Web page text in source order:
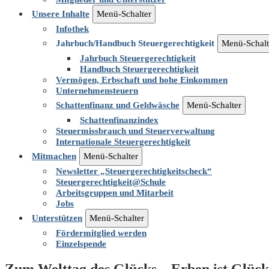
Unsere Inhalte
Menü-Schalter
Infothek
Jahrbuch/Handbuch Steuergerechtigkeit
Menü-
Jahrbuch Steuergerechtigkeit
Handbuch Steuergerechtigkeit
Vermögen, Erbschaft und hohe Einkommen
Unternehmensteuern
Schattenfinanz und Geldwäsche
Menü-Schalter
Schattenfinanzindex
Steuermissbrauch und Steuerverwaltung
Internationale Steuergerechtigkeit
Mitmachen
Menü-Schalter
Newsletter „Steuergerechtigkeitscheck“
Steuergerechtigkeit@Schule
Arbeitsgruppen und Mitarbeit
Jobs
Unterstützen
Menü-Schalter
Fördermitglied werden
Einzelspende